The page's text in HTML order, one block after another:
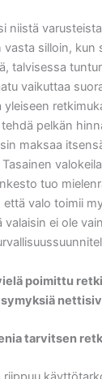
niistä
vasta silloin, kun
talvisessa
vaikuttaa
pelkän
maksaa
tuo
että valo toimii
valaisin ei ole
poimittu
tarvitsen